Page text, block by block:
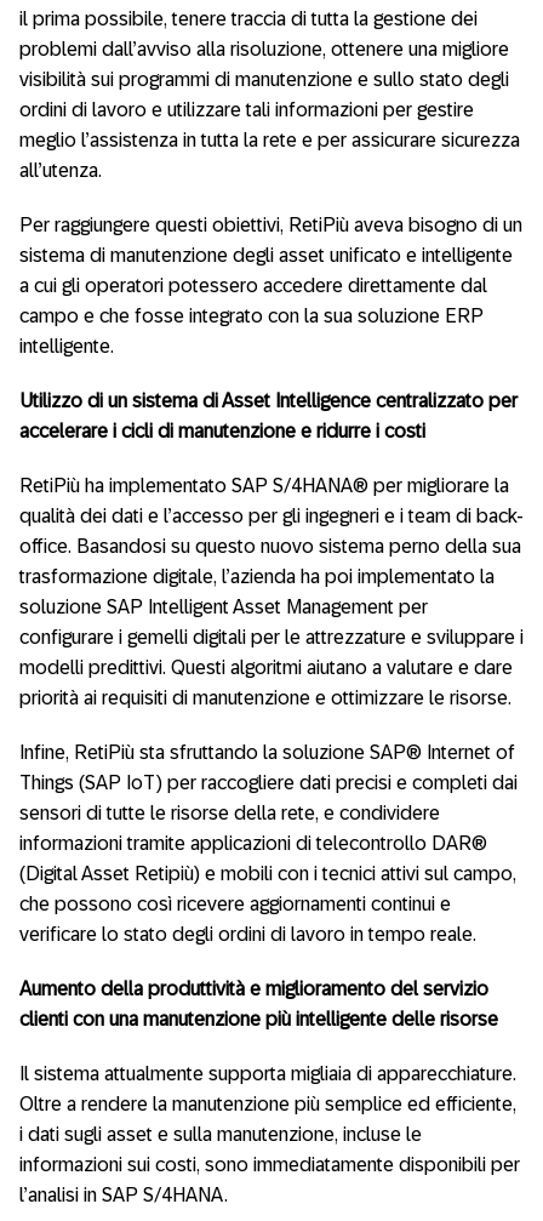
il prima possibile, tenere traccia di tutta la gestione dei
problemi dall’avviso alla risoluzione, ottenere una migliore
visibilità sui programmi di manutenzione e sullo stato degli
ordini di lavoro e utilizzare tali informazioni per gestire
meglio l’assistenza in tutta la rete e per assicurare sicurezza
all’utenza.
Per raggiungere questi obiettivi, RetiPiù aveva bisogno di un
sistema di manutenzione degli asset unificato e intelligente
a cui gli operatori potessero accedere direttamente dal
campo e che fosse integrato con la sua soluzione ERP
intelligente.
Utilizzo di un sistema di Asset Intelligence centralizzato per
accelerare i cicli di manutenzione e ridurre i costi
RetiPiù ha implementato SAP S/4HANA® per migliorare la
qualità dei dati e l’accesso per gli ingegneri e i team di back-
office. Basandosi su questo nuovo sistema perno della sua
trasformazione digitale, l’azienda ha poi implementato la
soluzione SAP Intelligent Asset Management per
configurare i gemelli digitali per le attrezzature e sviluppare i
modelli predittivi. Questi algoritmi aiutano a valutare e dare
priorità ai requisiti di manutenzione e ottimizzare le risorse.
Infine, RetiPiù sta sfruttando la soluzione SAP® Internet of
Things (SAP IoT) per raccogliere dati precisi e completi dai
sensori di tutte le risorse della rete, e condividere
informazioni tramite applicazioni di telecontrollo DAR®
(Digital Asset Retipiù) e mobili con i tecnici attivi sul campo,
che possono così ricevere aggiornamenti continui e
verificare lo stato degli ordini di lavoro in tempo reale.
Aumento della produttività e miglioramento del servizio
clienti con una manutenzione più intelligente delle risorse
Il sistema attualmente supporta migliaia di apparecchiature.
Oltre a rendere la manutenzione più semplice ed efficiente,
i dati sugli asset e sulla manutenzione, incluse le
informazioni sui costi, sono immediatamente disponibili per
l’analisi in SAP S/4HANA.